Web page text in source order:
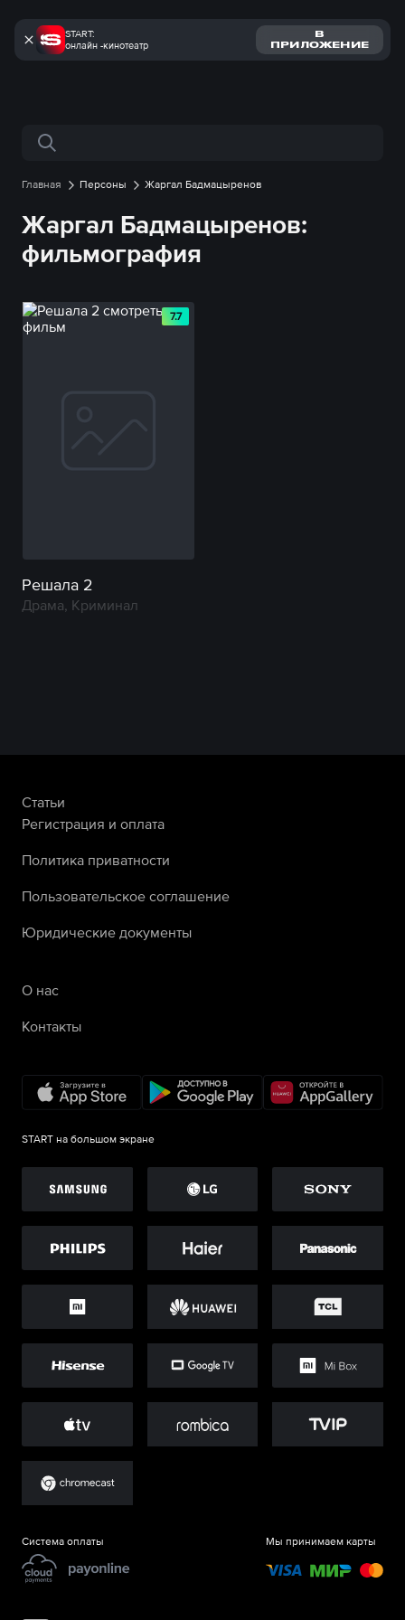
START:
онлайн -кинотеатр
В
ПРИЛОЖЕНИЕ
Поиск по сайту
Главная Персоны Жаргал Бадмацыренов
Жаргал Бадмацыренов:
фильмография
7.7
Решала 2
Драма, Криминал
Статьи
Регистрация и оплата
Политика приватности
Пользовательское соглашение
Юридические документы
О нас
Контакты
START на большом экране
Система оплаты Мы принимаем карты